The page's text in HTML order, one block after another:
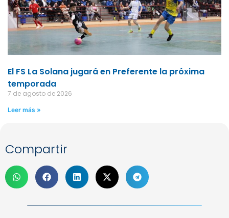
El FS La Solana jugará en Preferente la próxima
temporada
7 de agosto de 2026
Leer más »
Compartir